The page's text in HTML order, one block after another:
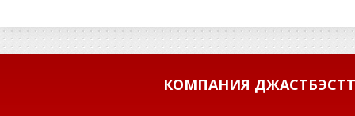
КОМПАНИЯ